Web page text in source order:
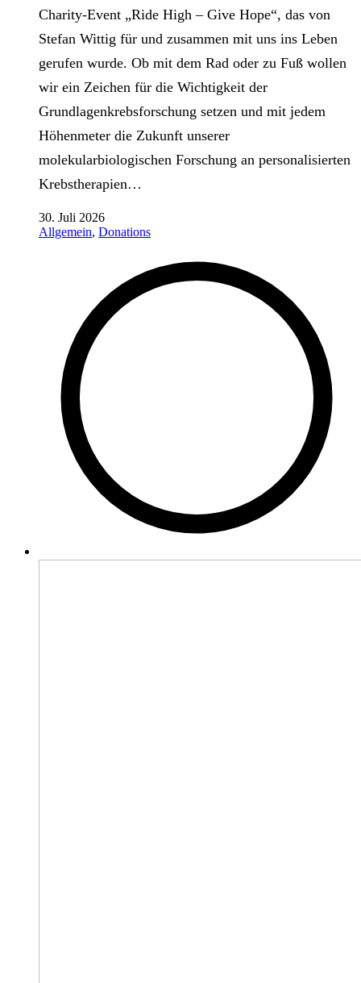
Charity-Event „Ride High – Give Hope“, das von
Stefan Wittig für und zusammen mit uns ins Leben
gerufen wurde. Ob mit dem Rad oder zu Fuß wollen
wir ein Zeichen für die Wichtigkeit der
Grundlagenkrebsforschung setzen und mit jedem
Höhenmeter die Zukunft unserer
molekularbiologischen Forschung an personalisierten
Krebstherapien…
30. Juli 2026
Allgemein, Donations